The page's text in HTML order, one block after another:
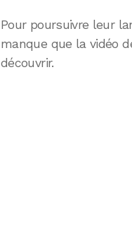
Pour poursuivre leur
manque que la vidéo
découvrir.